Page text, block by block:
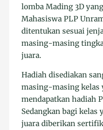
lomba Mading 3D
Mahasiswa PLP
ditentukan sesuai
masing-masing
juara.
Hadiah disediakan
masing-masing kelas
mendapatkan hadiah
Sedangkan bagi kelas
juara diberikan